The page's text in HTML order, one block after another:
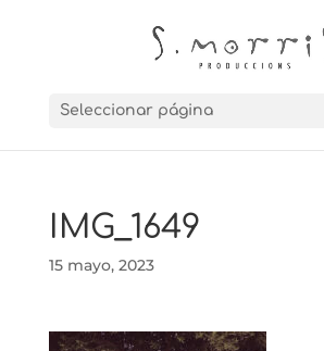
Seleccionar página
IMG_1649
15 mayo, 2023